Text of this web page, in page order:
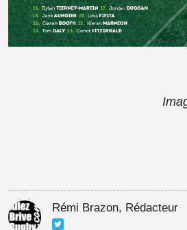
Rémi Brazon, Rédacteur